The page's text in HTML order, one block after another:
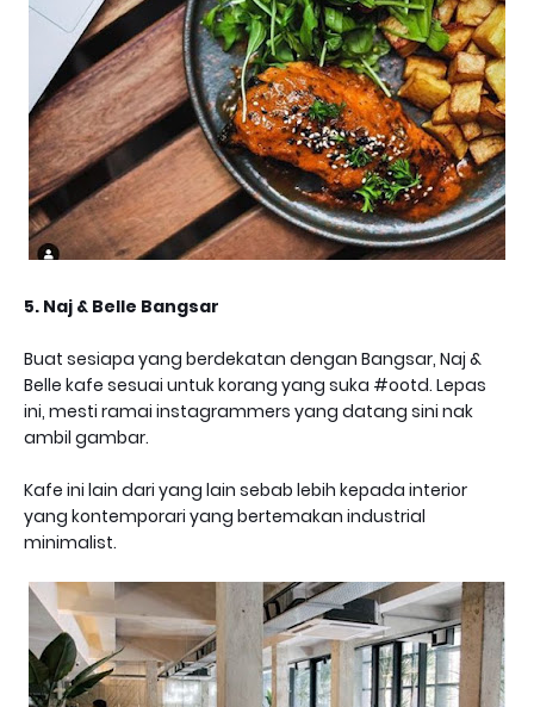
5. Naj & Belle Bangsar
Buat sesiapa yang berdekatan dengan Bangsar, Naj &
Belle kafe sesuai untuk korang yang suka #ootd. Lepas
ini, mesti ramai instagrammers yang datang sini nak
ambil gambar.
Kafe ini lain dari yang lain sebab lebih kepada interior
yang kontemporari yang bertemakan industrial
minimalist.